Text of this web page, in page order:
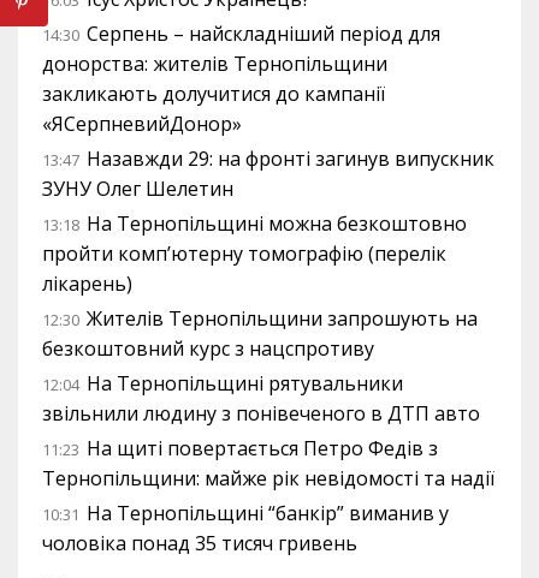
14:30 Серпень – найскладніший період для
донорства: жителів Тернопільщини
закликають долучитися до кампанії
«ЯСерпневийДонор»
13:47 Назавжди 29: на фронті загинув випускник
ЗУНУ Олег Шелетин
13:18 На Тернопільщині можна безкоштовно
пройти комп’ютерну томографію (перелік
лікарень)
12:30 Жителів Тернопільщини запрошують на
безкоштовний курс з нацспротиву
12:04 На Тернопільщині рятувальники
звільнили людину з понівеченого в ДТП авто
11:23 На щиті повертається Петро Федів з
Тернопільщини: майже рік невідомості та надії
10:31 На Тернопільщині “банкір” виманив у
чоловіка понад 35 тисяч гривень